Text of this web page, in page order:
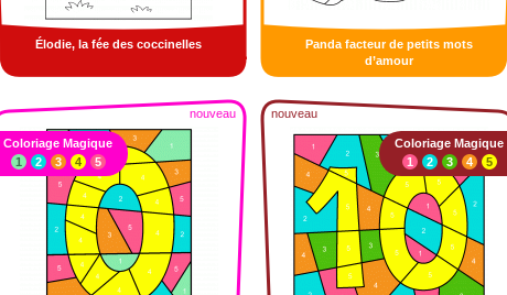
Élodie, la fée des coccinelles
Panda facteur de petits mots
d’amour
nouveau
Coloriage Magique
1
2 3 4 5
nouveau
Coloriage Magique
1
2 3 4 5